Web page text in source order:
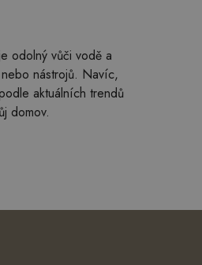
odolný vůči vodě a
nástrojů. Navíc,
aktuálních trendů
domov.